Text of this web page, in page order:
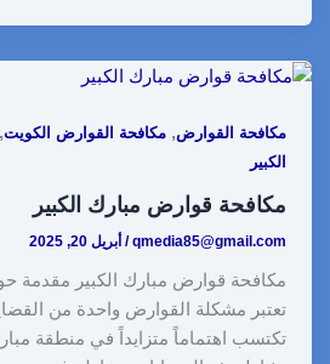
a
c
e
b
o
o
k
h
a
t
s
A
p
p
i
n
e
r
e
s
t
e
d
t
i
n
k
e
d
I
n
o
y
L
n
k
مكافحة القوارض,مكافحة القوارض الكويت
الكبير
مكافحة قوارض مبارك الكبير
qmedia85@gmail.com
/أبريل 20, 2025
مكافحة قوارض مبارك الكبير مقدمة
تعتبر مشكلة القوارض واحدة من
تكتسب اهتماماً متزايداً في منطقة